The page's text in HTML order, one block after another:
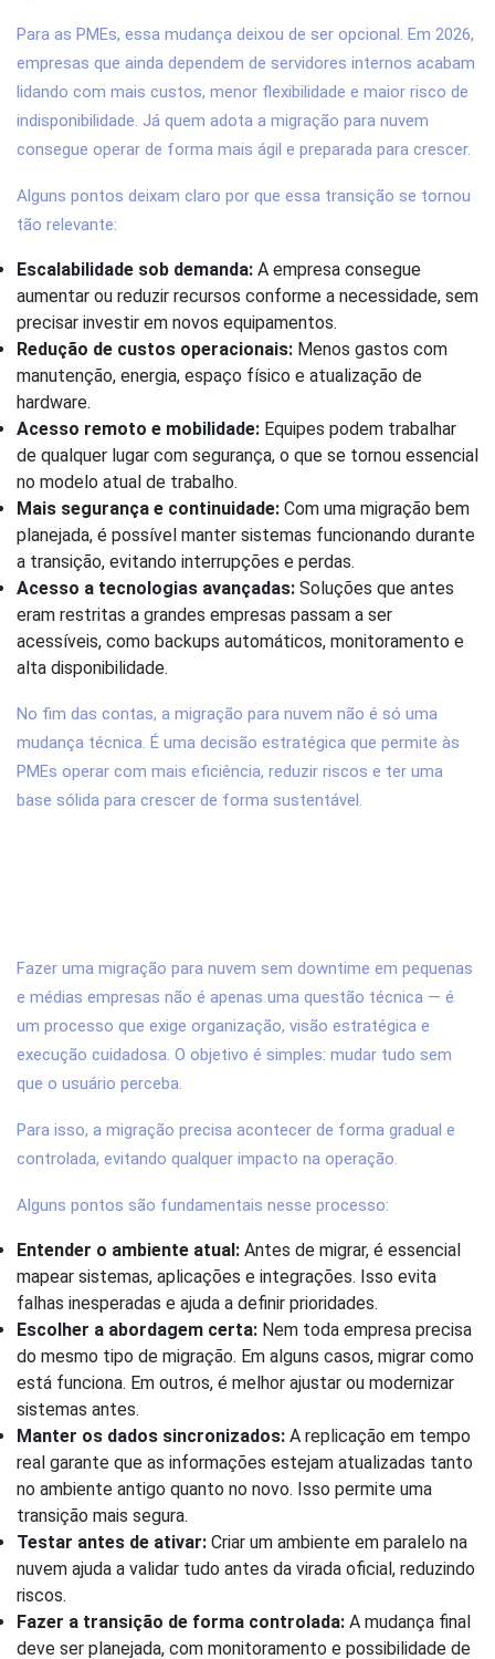
Para as PMEs, essa mudança deixou de ser opcional. Em 2026,
empresas que ainda dependem de servidores internos acabam
lidando com mais custos, menor flexibilidade e maior risco de
indisponibilidade. Já quem adota a migração para nuvem
consegue operar de forma mais ágil e preparada para crescer.
Alguns pontos deixam claro por que essa transição se tornou
tão relevante:
Escalabilidade sob demanda: A empresa consegue
aumentar ou reduzir recursos conforme a necessidade, sem
precisar investir em novos equipamentos.
Redução de custos operacionais: Menos gastos com
manutenção, energia, espaço físico e atualização de
hardware.
Acesso remoto e mobilidade: Equipes podem trabalhar
de qualquer lugar com segurança, o que se tornou essencial
no modelo atual de trabalho.
Mais segurança e continuidade: Com uma migração bem
planejada, é possível manter sistemas funcionando durante
a transição, evitando interrupções e perdas.
Acesso a tecnologias avançadas: Soluções que antes
eram restritas a grandes empresas passam a ser
acessíveis, como backups automáticos, monitoramento e
alta disponibilidade.
No fim das contas, a migração para nuvem não é só uma
mudança técnica. É uma decisão estratégica que permite às
PMEs operar com mais eficiência, reduzir riscos e ter uma
base sólida para crescer de forma sustentável.
Fazer uma migração para nuvem sem downtime em pequenas
e médias empresas não é apenas uma questão técnica — é
um processo que exige organização, visão estratégica e
execução cuidadosa. O objetivo é simples: mudar tudo sem
que o usuário perceba.
Para isso, a migração precisa acontecer de forma gradual e
controlada, evitando qualquer impacto na operação.
Alguns pontos são fundamentais nesse processo:
Entender o ambiente atual: Antes de migrar, é essencial
mapear sistemas, aplicações e integrações. Isso evita
falhas inesperadas e ajuda a definir prioridades.
Escolher a abordagem certa: Nem toda empresa precisa
do mesmo tipo de migração. Em alguns casos, migrar como
está funciona. Em outros, é melhor ajustar ou modernizar
sistemas antes.
Manter os dados sincronizados: A replicação em tempo
real garante que as informações estejam atualizadas tanto
no ambiente antigo quanto no novo. Isso permite uma
transição mais segura.
Testar antes de ativar: Criar um ambiente em paralelo na
nuvem ajuda a validar tudo antes da virada oficial, reduzindo
riscos.
Fazer a transição de forma controlada: A mudança final
deve ser planejada, com monitoramento e possibilidade de